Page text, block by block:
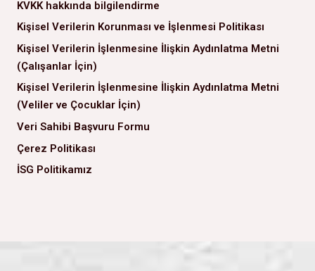
KVKK hakkında bilgilendirme
Kişisel Verilerin Korunması ve İşlenmesi Politikası
Kişisel Verilerin İşlenmesine İlişkin Aydınlatma Metni
(Çalışanlar İçin)
Kişisel Verilerin İşlenmesine İlişkin Aydınlatma Metni
(Veliler ve Çocuklar İçin)
Veri Sahibi Başvuru Formu
Çerez Politikası
İSG Politikamız